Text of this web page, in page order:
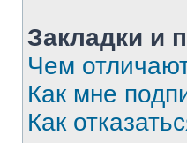
Закладки и
Чем
Как мне
Как